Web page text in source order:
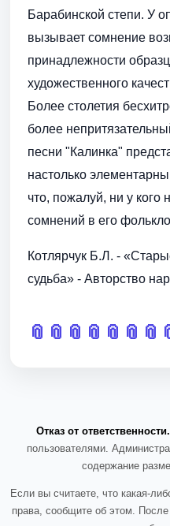
Барабинской степи. У
вызывает сомнение
принадлежности
художественного
Более столетия
более
песни "Калинка"
настолько
что, пожалуй, ни у кого
сомнений в его
Котлярчук Б.Л. -
судьба» - Авторство
📎 📎 📎 📎 📎 📎 📎
Отказ от ответственности.
пользователями.
содержание
Если вы считаете, что какая-
права, сообщите об этом.